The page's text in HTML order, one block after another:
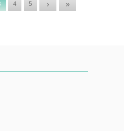
4 5 › »